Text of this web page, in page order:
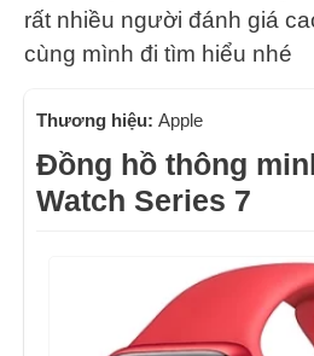
rất nhiều người đánh giá
cùng mình đi tìm hiểu nhé
Thương hiệu: Apple
Đồng hồ thông
Watch Series 7